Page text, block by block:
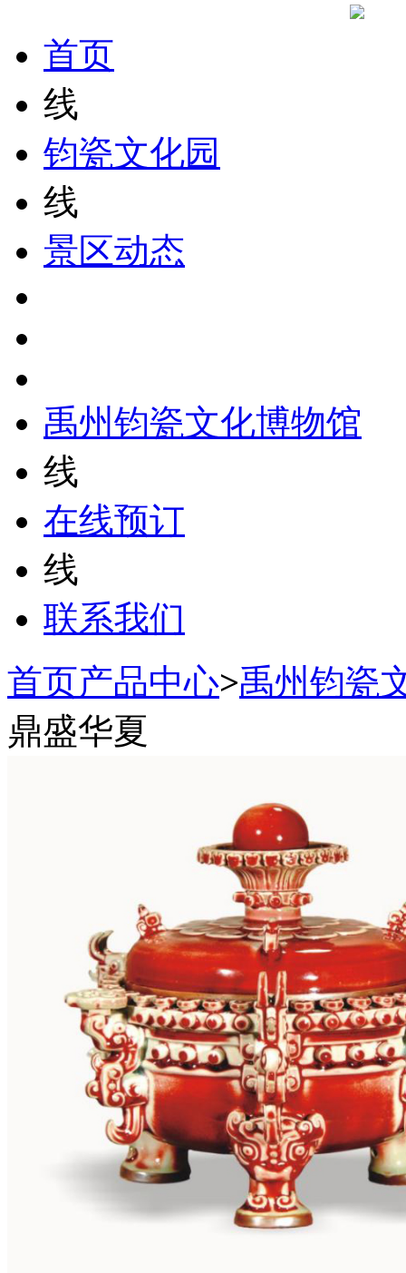
首页
线
钧瓷文化园
线
景区动态
禹州钧瓷文化博物馆
线
在线预订
线
联系我们
首页产品中心>禹州钧瓷
鼎盛华夏